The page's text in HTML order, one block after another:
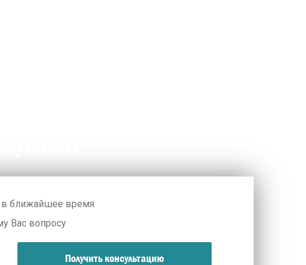
в ближайшее время
Вас вопросу
Получить консультацию